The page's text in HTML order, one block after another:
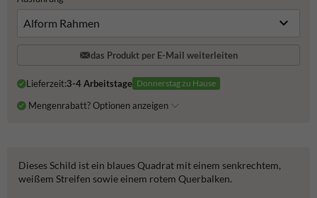
das Produkt per E-Mail weiterleiten
Lieferzeit:3-4 Arbeitstage Donnerstag zu Hause
Mengenrabatt? Optionen anzeigen
Dieses Schild ist ein blaues Quadrat mit einem senkrechtem,
weißem Streifen sowie einem rotem Querbalken.